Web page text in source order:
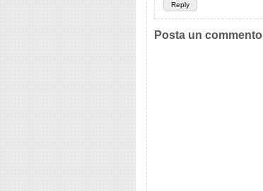
Reply
Posta un commento